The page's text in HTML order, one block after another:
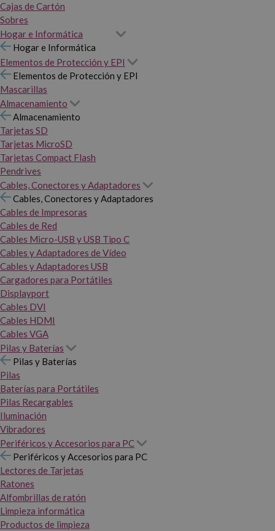
Cajas de Cartón
Sobres
Hogar e Informática
Hogar e Informática
Elementos de Protección y EPI
Elementos de Protección y EPI
Mascarillas
Almacenamiento
Almacenamiento
Tarjetas SD
Tarjetas MicroSD
Tarjetas Compact Flash
Pendrives
Cables, Conectores y Adaptadores
Cables, Conectores y Adaptadores
Cables de Impresoras
Cables de Red
Cables Micro-USB y USB Tipo C
Cables y Adaptadores de Vídeo
Cables y Adaptadores USB
Cargadores para Portátiles
Displayport
Cables DVI
Cables HDMI
Cables VGA
Pilas y Baterías
Pilas y Baterías
Pilas
Baterías para Portátiles
Pilas Recargables
Iluminación
Vibradores
Periféricos y Accesorios para PC
Periféricos y Accesorios para PC
Lectores de Tarjetas
Ratones
Alfombrillas de ratón
Limpieza informática
Productos de limpieza